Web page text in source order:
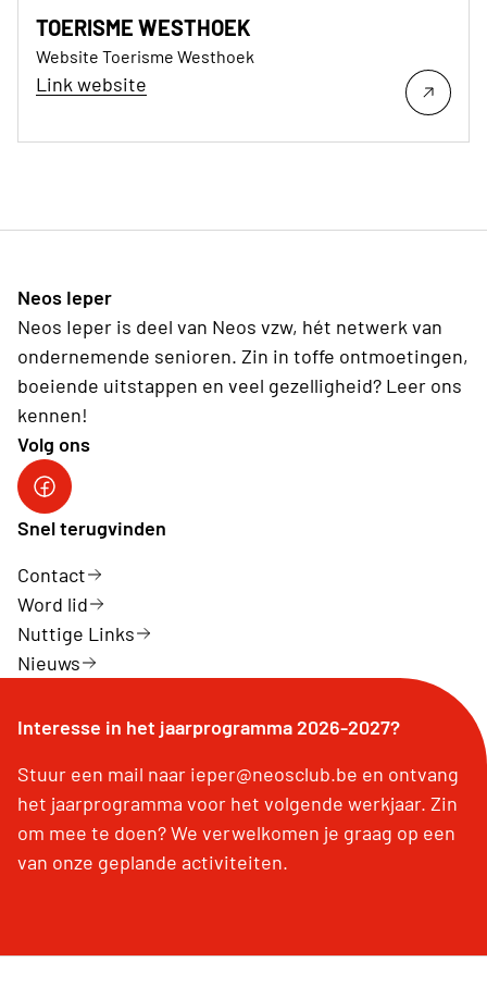
TOERISME WESTHOEK
Website Toerisme Westhoek
Link website
Neos Ieper
Neos Ieper is deel van Neos vzw, hét netwerk van
ondernemende senioren. Zin in toffe ontmoetingen,
boeiende uitstappen en veel gezelligheid? Leer ons
kennen!
Volg ons
Neos Ieper facebook
Snel terugvinden
Contact
Word lid
Nuttige Links
Nieuws
Interesse in het jaarprogramma 2026-2027?
Stuur een mail naar ieper@neosclub.be en ontvang
het jaarprogramma voor het volgende werkjaar. Zin
om mee te doen? We verwelkomen je graag op een
van onze geplande activiteiten.